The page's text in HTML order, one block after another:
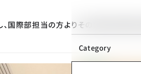
Category
際部担当の方よりその百貨店の歴